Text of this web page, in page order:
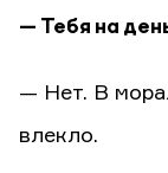
— Тебя на
— Нет. В
влекло.